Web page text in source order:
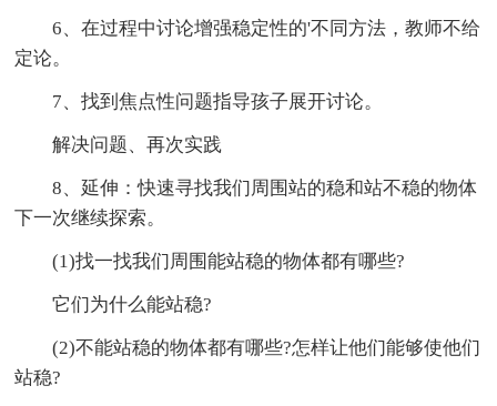
6、在过程中讨论增强稳定性的'不同方法，教师不给
定论。
7、找到焦点性问题指导孩子展开讨论。
解决问题、再次实践
8、延伸：快速寻找我们周围站的稳和站不稳的物体
下一次继续探索。
(1)找一找我们周围能站稳的物体都有哪些?
它们为什么能站稳?
(2)不能站稳的物体都有哪些?怎样让他们能够使他们
站稳?